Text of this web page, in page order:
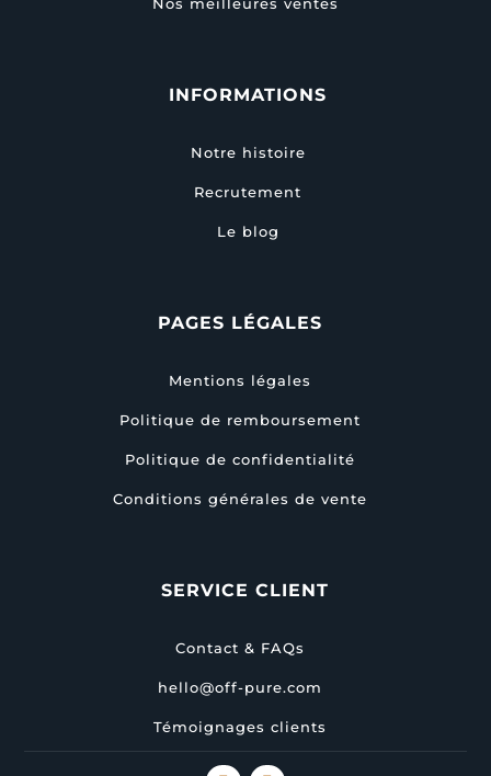
INFORMATIONS
Notre histoire
Recrutement
Le blog
PAGES LÉGALES
Mentions légales
Politique de remboursement
Politique de confidentialité
Conditions générales de vente
SERVICE CLIENT
Contact & FAQs
hello@off-pure.com
Témoignages clients